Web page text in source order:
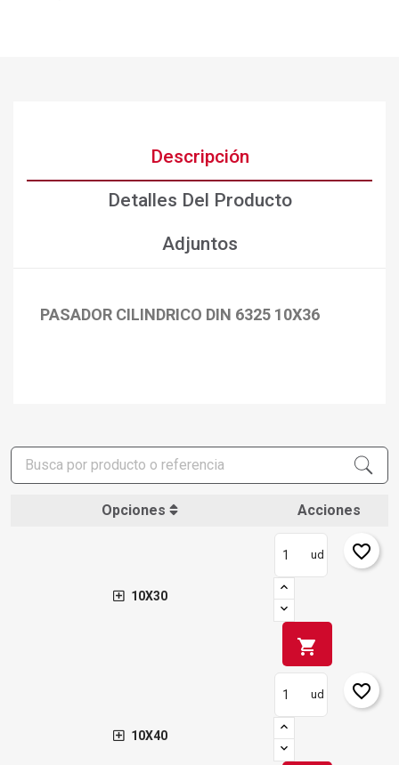
Descripción
Detalles Del Producto
Adjuntos
PASADOR CILINDRICO DIN 6325 10X36
Opciones Acciones
10X30
ud
shopping_cart
favorite_border
10X40
ud favorite_border